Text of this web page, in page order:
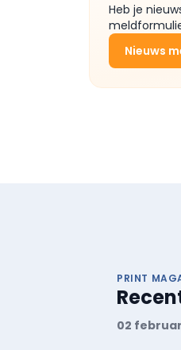
Heb je
Nieuws
PRINT
02